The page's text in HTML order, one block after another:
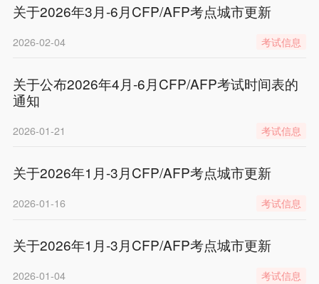
关于2026年3月-6月CFP/AFP考点城市更新
2026-02-04 考试信息
关于公布2026年4月-6月CFP/AFP考试时间表的
通知
2026-01-21 考试信息
关于2026年1月-3月CFP/AFP考点城市更新
2026-01-16 考试信息
关于2026年1月-3月CFP/AFP考点城市更新
2026-01-04 考试信息